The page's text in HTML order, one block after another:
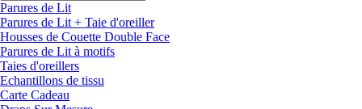
Parures de Lit
Parures de Lit + Taie d'oreiller
Housses de Couette Double Face
Parures de Lit à motifs
Taies d'oreillers
Echantillons de tissu
Carte Cadeau